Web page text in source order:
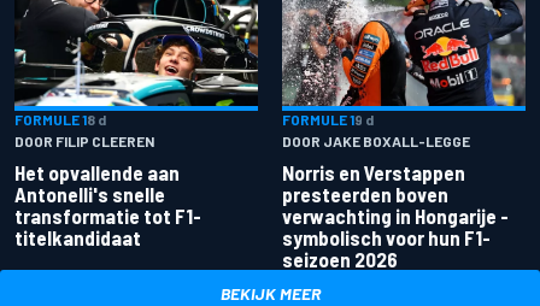
FORMULE 18 d
DOOR FILIP CLEEREN
Het opvallende aan
Antonelli's snelle
transformatie tot F1-
titelkandidaat
FORMULE 19 d
DOOR JAKE BOXALL-LEGGE
Norris en Verstappen
presteerden boven
verwachting in Hongarije -
symbolisch voor hun F1-
seizoen 2026
BEKIJK MEER